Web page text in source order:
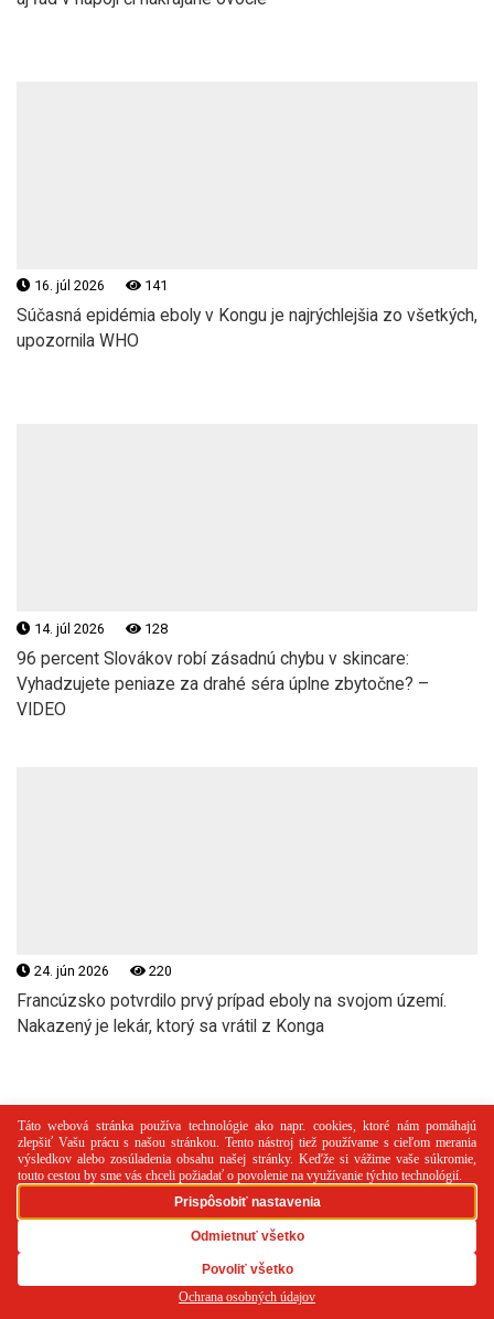
16. júl 2026 141
Súčasná epidémia eboly v Kongu je najrýchlejšia zo všetkých,
upozornila WHO
14. júl 2026 128
96 percent Slovákov robí zásadnú chybu v skincare:
Vyhadzujete peniaze za drahé séra úplne zbytočne? –
VIDEO
24. jún 2026 220
Francúzsko potvrdilo prvý prípad eboly na svojom území.
Nakazený je lekár, ktorý sa vrátil z Konga
Zaujímavosti